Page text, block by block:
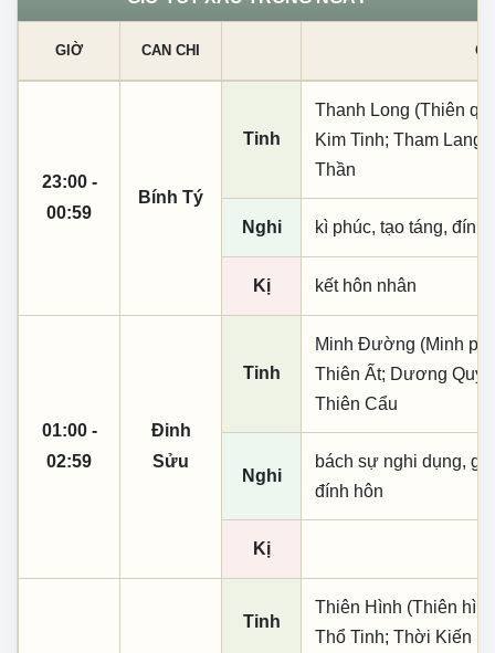
GIỜ CAN CHI
23:00 -
00:59
Bính Tý
Tinh
Thanh Long (Thiên
Kim Tinh; Tham
Thần
Nghi kì phúc, tạo táng, đính
Kị kết hôn nhân
01:00 -
02:59
Đinh
Sửu
Tinh
Minh Đường (Minh
Thiên Ất; Dương Quý;
Thiên Cẩu
Nghi
bách sự nghi dụng,
đính hôn
Kị
Tinh
Thiên Hình (Thiên
Thổ Tinh; Thời Kiến